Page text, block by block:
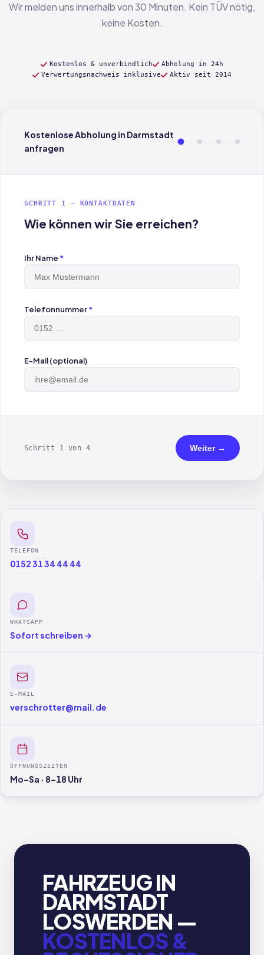
Wir melden uns innerhalb von 30 Minuten. Kein TÜV nötig,
keine Kosten.
Kostenlos & unverbindlich
Abholung in 24h
Verwertungsnachweis inklusive
Aktiv seit 2014
Kostenlose Abholung in Darmstadt
anfragen
SCHRITT 1 — KONTAKTDATEN
Wie können wir Sie erreichen?
Ihr Name *
Telefonnummer*
E-Mail (optional)
Schritt 1 von 4 Weiter →
TELEFON
0152 31 34 44 44
WHATSAPP
Sofort schreiben →
E-MAIL
verschrotter@mail.de
ÖFFNUNGSZEITEN
Mo–Sa · 8–18 Uhr
FAHRZEUG IN
DARMSTADT
LOSWERDEN —
KOSTENLOS &